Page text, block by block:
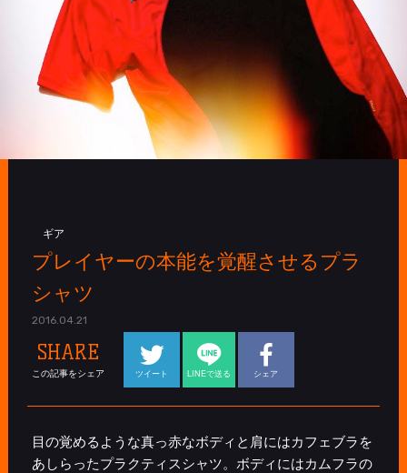
ギア
プレイヤーの本能を覚醒させるプラ
シャツ
2016.04.21
SHARE
この記事をシェア ツイート LINEで送る シェア
目の覚めるような真っ赤なボディと肩にはカフェブラを
あしらったプラクティスシャツ。ボディにはカムフラの